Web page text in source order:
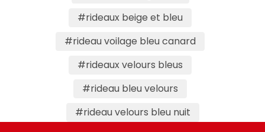
#rideaux beige et bleu
#rideau voilage bleu canard
#rideaux velours bleus
#rideau bleu velours
#rideau velours bleu nuit